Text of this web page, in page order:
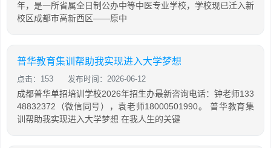
年，是一所省属全日制公办中等中医专业学校，学校现已迁入新
校区成都市高新西区——原中
普华教育集训帮助我实现进入大学梦想
点击：153 发布时间：2026-06-12
成都普华单招培训学校2026年招生办最新咨询电话：钟老师133
48832372（微信同号），袁老师18000501990。 普华教育集
训帮助我实现进入大学梦想 在我人生的关键